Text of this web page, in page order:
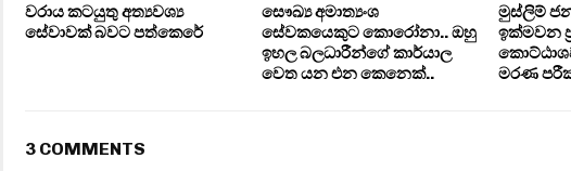
වරාය කටයුතු අත්‍යවශ්‍ය
සේවාවක් බවට පත්කෙරේ
සෞඛ්‍ය අමාත්‍යංශ
සේවකයෙකුට කොරෝනා.. ඔහු
ඉහල බලධාරීන්ගේ කාර්යාල
වෙත යන එන කෙනෙක්..
මුස්ලිම්
ඉක්මවන
මරණ
3 COMMENTS